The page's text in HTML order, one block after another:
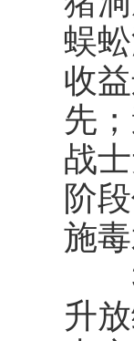
蜈
收
先
战
阶
施
35
升